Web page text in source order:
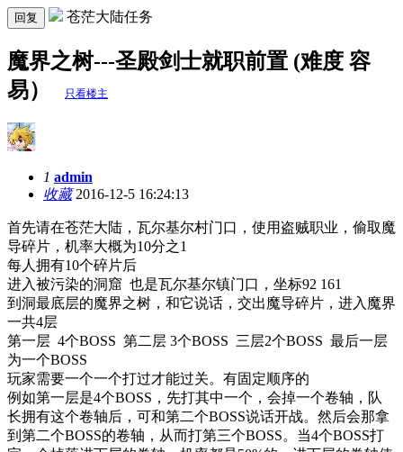
回复 苍茫大陆任务
魔界之树---圣殿剑士就职前置 (难度 容
易）
只看楼主
1 admin
收藏2016-12-5 16:24:13
首先请在苍茫大陆，瓦尔基尔村门口，使用盗贼职业，偷取魔
导碎片，机率大概为10分之1
每人拥有10个碎片后
进入被污染的洞窟 也是瓦尔基尔镇门口，坐标92 161
到洞最底层的魔界之树，和它说话，交出魔导碎片，进入魔界
一共4层
第一层 4个BOSS 第二层 3个BOSS 三层2个BOSS 最后一层
为一个BOSS
玩家需要一个一个打过才能过关。有固定顺序的
例如第一层是4个BOSS，先打其中一个，会掉一个卷轴，队
长拥有这个卷轴后，可和第二个BOSS说话开战。然后会那拿
到第二个BOSS的卷轴，从而打第三个BOSS。当4个BOSS打